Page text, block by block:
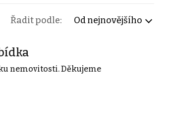
Řadit podle: Od nejnovějšího
nemovitosti. Děkujeme